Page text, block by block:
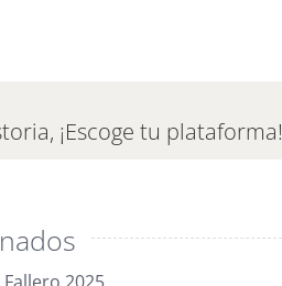
¡Escoge tu plataforma!